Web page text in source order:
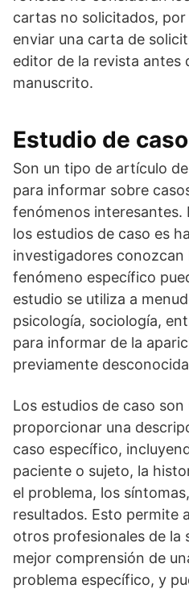
cartas no solicitados, por
enviar una carta de
editor de la revista antes
manuscrito.
Estudio de caso
Son un tipo de artículo
para informar sobre
fenómenos interesantes.
los estudios de caso es
investigadores conozcan
fenómeno específico
estudio se utiliza a
psicología, sociología,
para informar de la
previamente
Los estudios de caso son
proporcionar una
caso específico,
paciente o sujeto, la
el problema, los
resultados. Esto permite
otros profesionales de la
mejor comprensión de
problema específico, y